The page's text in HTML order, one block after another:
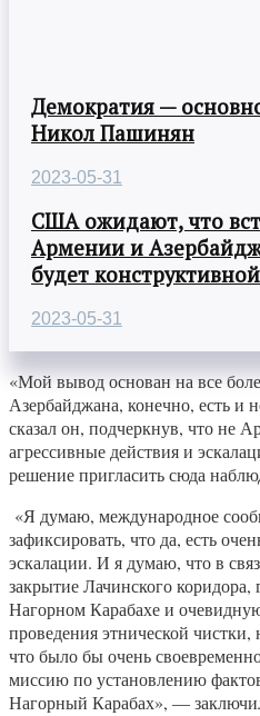
Демократия —
Никол Пашинян
2023-05-31
США ожидают, что
Армении и
будет конструктивной
2023-05-31
«Мой вывод основан на все
Азербайджана, конечно, есть и
сказал он, подчеркнув, что не
агрессивные действия и
решение пригласить сюда
«Я думаю, международное
зафиксировать, что да, есть
эскалации. И я думаю, что в
закрытие Лачинского
Нагорном Карабахе и
проведения этнической чистки,
что было бы очень
миссию по установлению
Нагорный Карабах», —